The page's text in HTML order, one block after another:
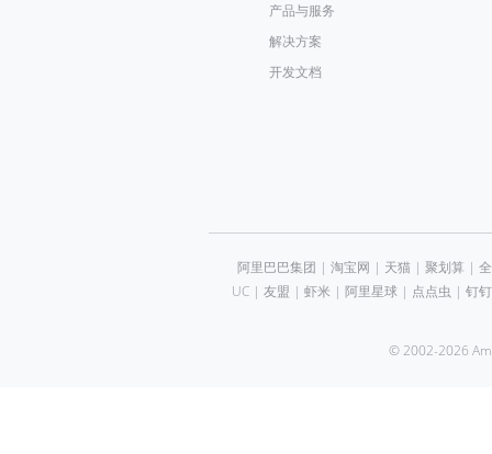
产品与服务
解决方案
开发文档
阿里巴巴集团 | 淘宝网 | 天猫| 聚划算 |
UC| 友盟 | 虾米 | 阿里星球| 点点虫 | 钉钉
© 2002-2026